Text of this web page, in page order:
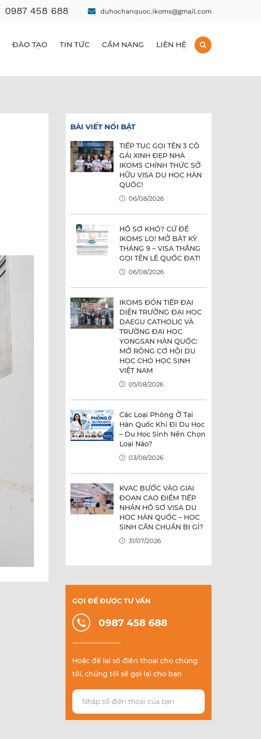
0987 458 688 duhochanquoc.ikoms@gmail.com
ĐÀO TẠO TIN TỨC CẨM NANG LIÊN HỆ
BÀI VIẾT NỔI BẬT
TIẾP TỤC GỌI TÊN 3 CÔ
GÁI XINH ĐẸP NHÀ
IKOMS CHÍNH THỨC SỞ
HỮU VISA DU HỌC HÀN
QUỐC!
06/08/2026
HỒ SƠ KHÓ? CỨ ĐỂ
IKOMS LO! MỞ BÁT KỲ
THÁNG 9 – VISA THẲNG
GỌI TÊN LÊ QUỐC ĐẠT!
06/08/2026
IKOMS ĐÓN TIẾP ĐẠI
DIỆN TRƯỜNG ĐẠI HỌC
DAEGU CATHOLIC VÀ
TRƯỜNG ĐẠI HỌC
YONGSAN HÀN QUỐC:
MỞ RỘNG CƠ HỘI DU
HỌC CHO HỌC SINH
VIỆT NAM
05/08/2026
Các Loại Phòng Ở Tại
Hàn Quốc Khi Đi Du Học
– Du Học Sinh Nên Chọn
Loại Nào?
03/08/2026
KVAC BƯỚC VÀO GIAI
ĐOẠN CAO ĐIỂM TIẾP
NHẬN HỒ SƠ VISA DU
HỌC HÀN QUỐC – HỌC
SINH CẦN CHUẨN BỊ GÌ?
31/07/2026
GỌI ĐỂ ĐƯỢC TƯ VẤN
0987 458 688
Hoặc để lại số điện thoại cho chúng
tôi, chúng tôi sẽ gọi lại cho bạn